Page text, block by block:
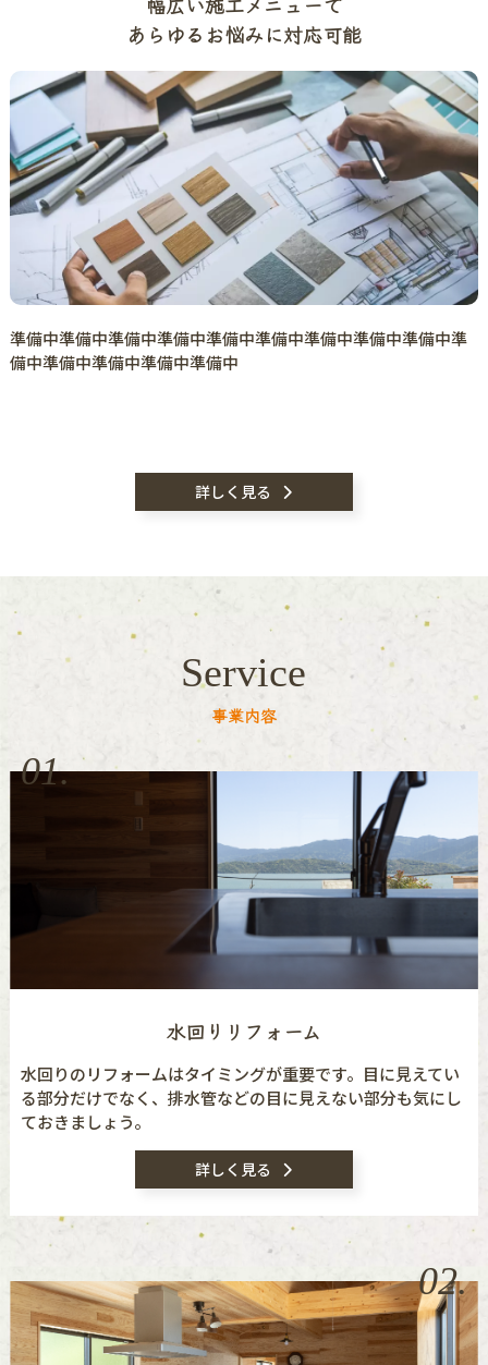
あらゆるお悩みに対応可能
準備中準備中準備中準備中準備中準備中準備中準備中準備中準
備中準備中準備中準備中準備中
詳しく見る
Service
事業内容
水回りリフォーム
水回りのリフォームはタイミングが重要です。目に見えてい
る部分だけでなく、排水管などの目に見えない部分も気にし
ておきましょう。
詳しく見る
01.
02.